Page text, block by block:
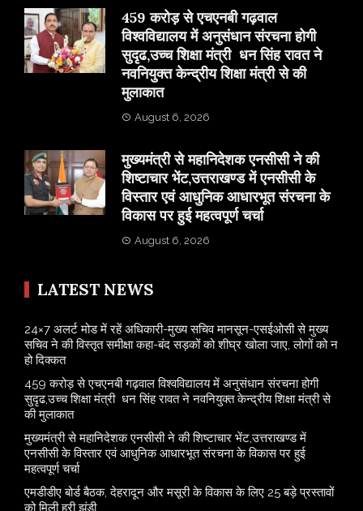
459 करोड़ से एचएनबी गढ़वाल
विश्वविद्यालय में अनुसंधान संरचना होगी
सुदृढ,उच्च शिक्षा मंत्री धन सिंह रावत ने
नवनियुक्त केन्द्रीय शिक्षा मंत्री से की
मुलाकात
August 6, 2026
मुख्यमंत्री से महानिदेशक एनसीसी ने की
शिष्टाचार भेंट,उत्तराखण्ड में एनसीसी के
विस्तार एवं आधुनिक आधारभूत संरचना के
विकास पर हुई महत्वपूर्ण चर्चा
August 6, 2026
LATEST NEWS
24×7 अलर्ट मोड में रहें अधिकारी-मुख्य सचिव मानसून-एसईओसी से मुख्य
सचिव ने की विस्तृत समीक्षा कहा-बंद सड़कों को शीघ्र खोला जाए, लोगों को न
हो दिक्कत
459 करोड़ से एचएनबी गढ़वाल विश्वविद्यालय में अनुसंधान संरचना होगी
सुदृढ,उच्च शिक्षा मंत्री धन सिंह रावत ने नवनियुक्त केन्द्रीय शिक्षा मंत्री से
की मुलाकात
मुख्यमंत्री से महानिदेशक एनसीसी ने की शिष्टाचार भेंट,उत्तराखण्ड में
एनसीसी के विस्तार एवं आधुनिक आधारभूत संरचना के विकास पर हुई
महत्वपूर्ण चर्चा
एमडीडीए बोर्ड बैठक, देहरादून और मसूरी के विकास के लिए 25 बड़े प्रस्तावों
को मिली हरी झंडी